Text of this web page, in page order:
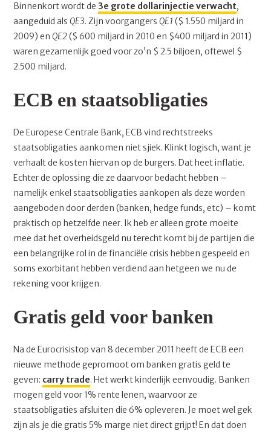
Binnenkort wordt de 3e grote dollarinjectie verwacht,
aangeduid alsQE3. Zijn voorgangersQE1 ($ 1.550 miljard in
2009) enQE2($ 600 miljard in 2010 en $400 miljard in 2011)
waren gezamenlijk goed voor zo’n $ 2.5 biljoen, oftewel $
2.500 miljard.
ECB en staatsobligaties
De Europese Centrale Bank, ECB vind rechtstreeks
staatsobligaties aankomen niet sjiek. Klinkt logisch, want je
verhaalt de kosten hiervan op de burgers. Dat heet inflatie.
Echter de oplossing die ze daarvoor bedacht hebben –
namelijk enkel staatsobligaties aankopen als deze worden
aangeboden door derden (banken, hedge funds, etc) – komt
praktisch op hetzelfde neer. Ik heb er alleen grote moeite
mee dat het overheidsgeld nu terecht komt bij de partijen die
een belangrijke rol in de financiële crisis hebben gespeeld en
soms exorbitant hebben verdiend aan hetgeen we nu de
rekening voor krijgen.
Gratis geld voor banken
Na de Eurocrisistop van 8 december 2011 heeft de ECB een
nieuwe methode gepromoot om banken gratis geld te
geven: carry trade. Het werkt kinderlijk eenvoudig. Banken
mogen geld voor 1% rente lenen, waarvoor ze
staatsobligaties afsluiten die 6% opleveren. Je moet wel gek
zijn als je die gratis 5% marge niet direct grijpt! En dat doen